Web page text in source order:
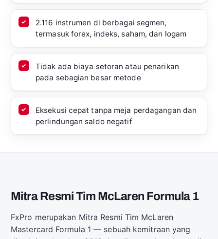
2.116 instrumen di berbagai segmen,
termasuk forex, indeks, saham, dan logam
Tidak ada biaya setoran atau penarikan
pada sebagian besar metode
Eksekusi cepat tanpa meja perdagangan dan
perlindungan saldo negatif
Mitra Resmi Tim McLaren Formula 1
FxPro merupakan Mitra Resmi Tim McLaren
Mastercard Formula 1 — sebuah kemitraan yang